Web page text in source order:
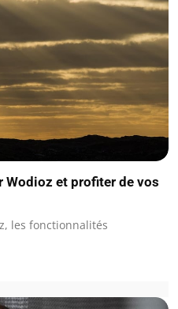
et profiter de vos
les fonctionnalités